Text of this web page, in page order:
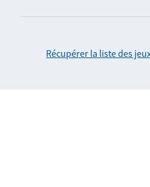
Récupérer la liste des